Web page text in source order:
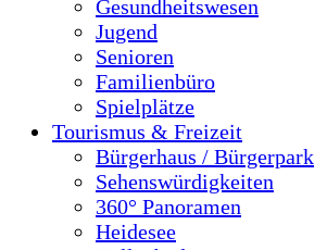
Gesundheitswesen
Jugend
Senioren
Familienbüro
Spielplätze
Tourismus & Freizeit
Bürgerhaus / Bürgerpark
Sehenswürdigkeiten
360° Panoramen
Heidesee